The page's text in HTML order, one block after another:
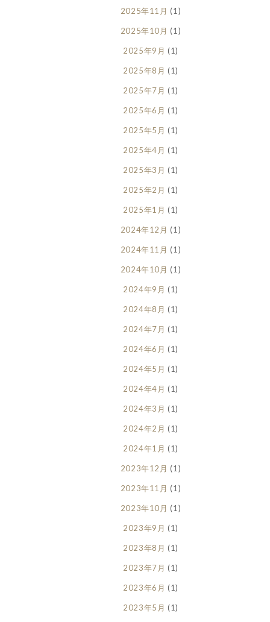
2025年11月 (1)
2025年10月 (1)
2025年9月 (1)
2025年8月 (1)
2025年7月 (1)
2025年6月 (1)
2025年5月 (1)
2025年4月 (1)
2025年3月 (1)
2025年2月 (1)
2025年1月 (1)
2024年12月 (1)
2024年11月 (1)
2024年10月 (1)
2024年9月 (1)
2024年8月 (1)
2024年7月 (1)
2024年6月 (1)
2024年5月 (1)
2024年4月 (1)
2024年3月 (1)
2024年2月 (1)
2024年1月 (1)
2023年12月 (1)
2023年11月 (1)
2023年10月 (1)
2023年9月 (1)
2023年8月 (1)
2023年7月 (1)
2023年6月 (1)
2023年5月 (1)